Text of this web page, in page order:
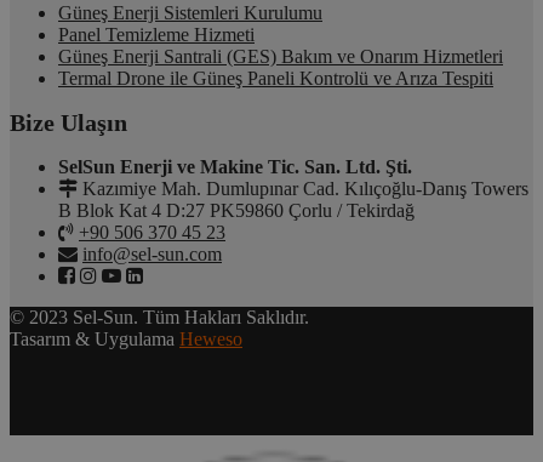
Güneş Enerji Sistemleri Kurulumu
Panel Temizleme Hizmeti
Güneş Enerji Santrali (GES) Bakım ve Onarım Hizmetleri
Termal Drone ile Güneş Paneli Kontrolü ve Arıza Tespiti
Bize Ulaşın
SelSun Enerji ve Makine Tic. San. Ltd. Şti.
Kazımiye Mah. Dumlupınar Cad. Kılıçoğlu-Danış Towers
B Blok Kat 4 D:27 PK59860 Çorlu / Tekirdağ
+90 506 370 45 23
info@sel-sun.com
© 2023 Sel-Sun. Tüm Hakları Saklıdır.
Tasarım & Uygulama Heweso